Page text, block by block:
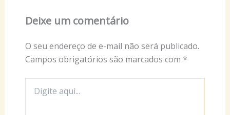
Deixe um comentário
O seu endereço de e-mail não será publicado.
Campos obrigatórios são marcados com *
aqui...